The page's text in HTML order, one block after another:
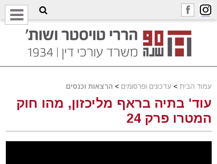
עמוד הבית > עדכונים ופרסומים > הרצאות וכנסים
עוד' בתיה בראף מליכזון, מהו חוק
המטרו פרק 24